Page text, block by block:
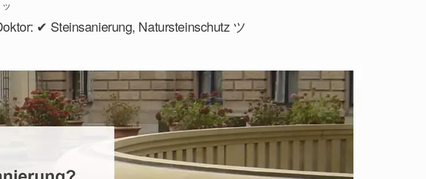
ツ
✔ Steinsanierung, Natursteinschutz ツ